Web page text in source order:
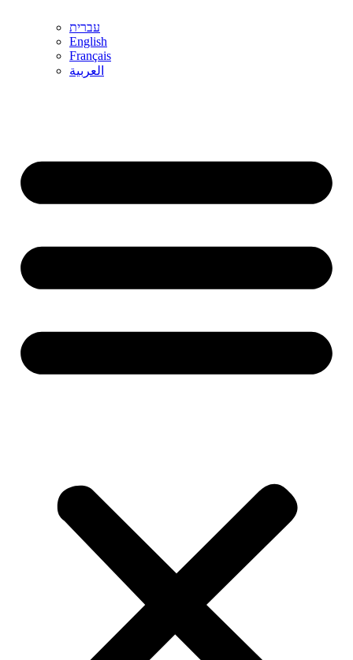
עברית
English
Français
العربية